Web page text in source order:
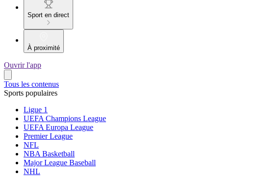
Sport en direct
À proximité
Ouvrir l'app
Tous les contenus
Sports populaires
Ligue 1
UEFA Champions League
UEFA Europa League
Premier League
NFL
NBA Basketball
Major League Baseball
NHL